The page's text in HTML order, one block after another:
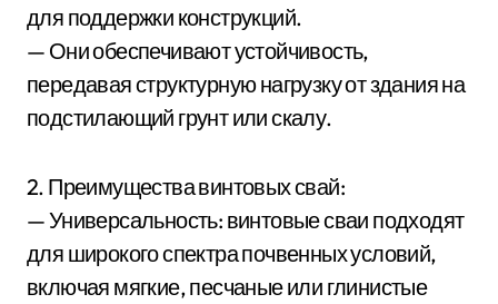
для поддержки конструкций.
— Они обеспечивают устойчивость,
передавая структурную нагрузку от здания на
подстилающий грунт или скалу.
2. Преимущества винтовых свай:
— Универсальность: винтовые сваи подходят
для широкого спектра почвенных условий,
включая мягкие, песчаные или глинистые